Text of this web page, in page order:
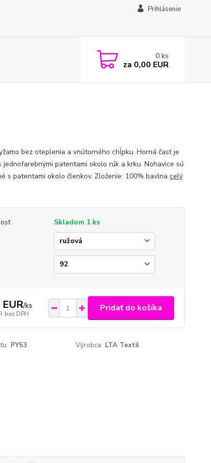
Prihlásenie
0 ks
za 0,00 EUR
bez oteplenia a vnútorného chĺpku. Horná časť je
jednofarebnými patentami okolo rúk a krku. Nohavice sú
s patentami okolo členkov. Zloženie: 100% bavlna celý
Skladom 1 ks
/ks
bez DPH
Pridať do košíka
PY53 Výrobca: LTA Textil